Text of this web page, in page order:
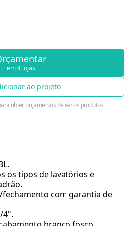
em 4 lojas
ao projeto
obter orçamentos de vários produtos
os tipos de lavatórios e
com garantia de
4".